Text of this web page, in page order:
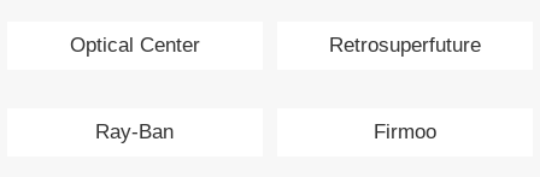
Optical Center Retrosuperfuture
Ray-Ban Firmoo